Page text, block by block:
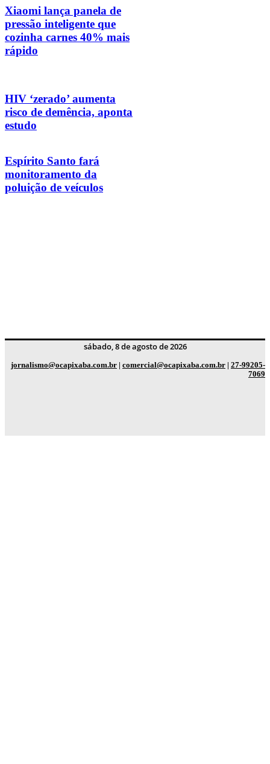
Xiaomi lança panela de
pressão inteligente que
cozinha carnes 40% mais
rápido
HIV ‘zerado’ aumenta
risco de demência, aponta
estudo
Espírito Santo fará
monitoramento da
poluição de veículos
sábado, 8 de agosto de 2026
jornalismo@ocapixaba.com.br | comercial@ocapixaba.com.br | 27-99205-
7069